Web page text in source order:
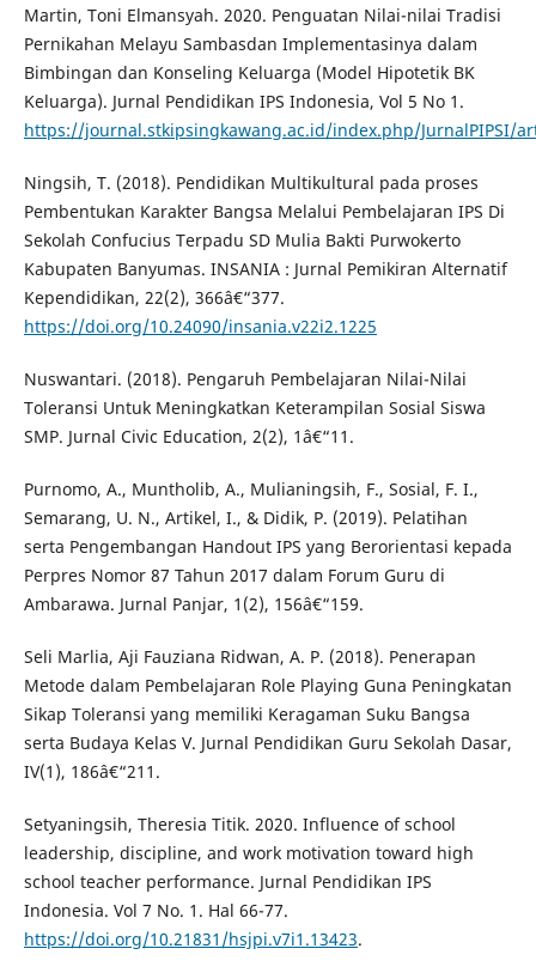
Martin, Toni Elmansyah. 2020. Penguatan Nilai-nilai Tradisi
Pernikahan Melayu Sambasdan Implementasinya dalam
Bimbingan dan Konseling Keluarga (Model Hipotetik BK
Keluarga). Jurnal Pendidikan IPS Indonesia, Vol 5 No 1.
https://journal.stkipsingkawang.ac.id/index.php/JurnalPIPSI/
Ningsih, T. (2018). Pendidikan Multikultural pada proses
Pembentukan Karakter Bangsa Melalui Pembelajaran IPS Di
Sekolah Confucius Terpadu SD Mulia Bakti Purwokerto
Kabupaten Banyumas. INSANIA : Jurnal Pemikiran Alternatif
Kependidikan, 22(2), 366â€“377.
https://doi.org/10.24090/insania.v22i2.1225
Nuswantari. (2018). Pengaruh Pembelajaran Nilai-Nilai
Toleransi Untuk Meningkatkan Keterampilan Sosial Siswa
SMP. Jurnal Civic Education, 2(2), 1â€“11.
Purnomo, A., Muntholib, A., Mulianingsih, F., Sosial, F. I.,
Semarang, U. N., Artikel, I., & Didik, P. (2019). Pelatihan
serta Pengembangan Handout IPS yang Berorientasi kepada
Perpres Nomor 87 Tahun 2017 dalam Forum Guru di
Ambarawa. Jurnal Panjar, 1(2), 156â€“159.
Seli Marlia, Aji Fauziana Ridwan, A. P. (2018). Penerapan
Metode dalam Pembelajaran Role Playing Guna Peningkatan
Sikap Toleransi yang memiliki Keragaman Suku Bangsa
serta Budaya Kelas V. Jurnal Pendidikan Guru Sekolah Dasar,
IV(1), 186â€“211.
Setyaningsih, Theresia Titik. 2020. Influence of school
leadership, discipline, and work motivation toward high
school teacher performance. Jurnal Pendidikan IPS
Indonesia. Vol 7 No. 1. Hal 66-77.
https://doi.org/10.21831/hsjpi.v7i1.13423.